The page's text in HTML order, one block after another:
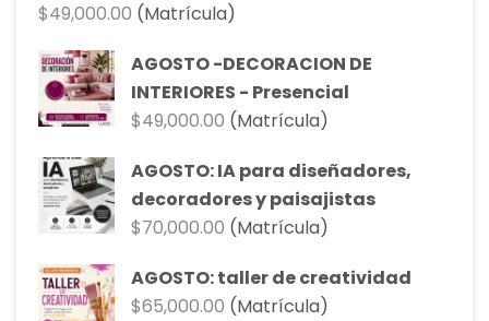
$49,000.00 (Matrícula)
AGOSTO -DECORACION DE
INTERIORES - Presencial
$49,000.00 (Matrícula)
AGOSTO: IA para diseñadores,
decoradores y paisajistas
$70,000.00 (Matrícula)
AGOSTO: taller de creatividad
$65,000.00 (Matrícula)